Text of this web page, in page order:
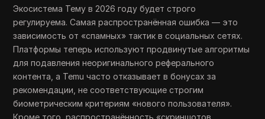
Экосистема Тему в 2026 году будет строго
регулируема. Самая распространённая ошибка — это
зависимость от «спамных» тактик в социальных сетях.
Платформы теперь используют продвинутые алгоритмы
для подавления неоригинального реферального
контента, а Temu часто отказывает в бонусах за
рекомендации, не соответствующие строгим
биометрическим критериям «нового пользователя».